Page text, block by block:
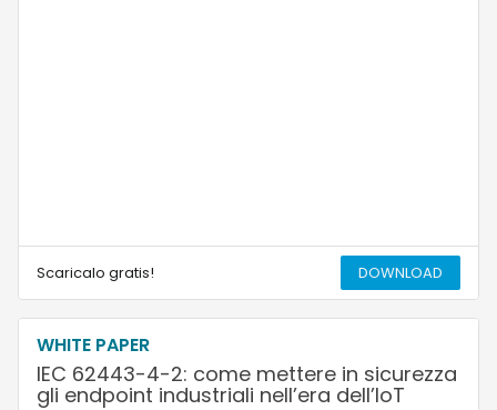
Scaricalo gratis! DOWNLOAD
WHITE PAPER
IEC 62443-4-2: come mettere in sicurezza
gli endpoint industriali nell’era dell’IoT